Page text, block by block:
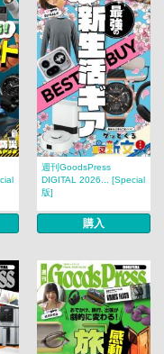
週刊GoodsPress
DIGITAL 2026... [Special
版]
購入